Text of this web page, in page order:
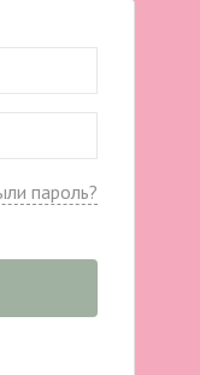
пароль?